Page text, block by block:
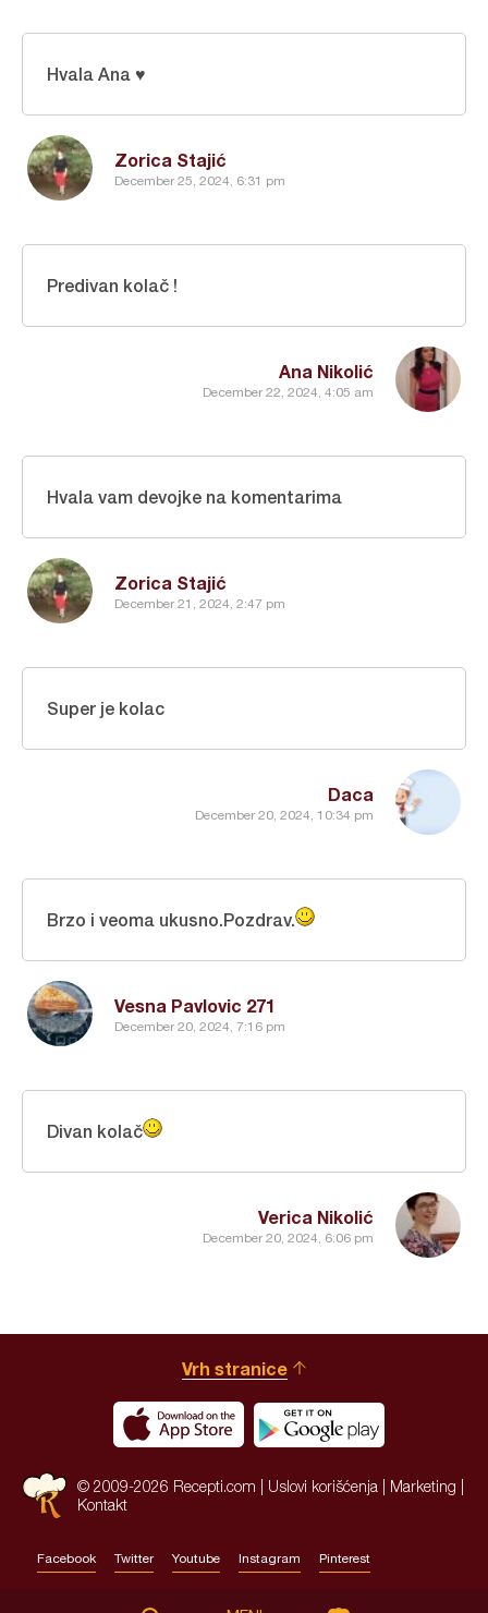
Zorica Stajić
December 25, 2024, 6:31 pm
Hvala Ana ♥
Ana Nikolić
December 22, 2024, 4:05 am
Predivan kolač !
Zorica Stajić
December 21, 2024, 2:47 pm
Hvala vam devojke na komentarima
Daca
December 20, 2024, 10:34 pm
Super je kolac
Vesna Pavlovic 271
December 20, 2024, 7:16 pm
Brzo i veoma ukusno.Pozdrav.
Verica Nikolić
December 20, 2024, 6:06 pm
Divan kolač
Vrh stranice
© 2009-2026 Recepti.com | Uslovi korišćenja Marketing
Kontakt
Facebook Twitter Youtube Instagram Pinterest